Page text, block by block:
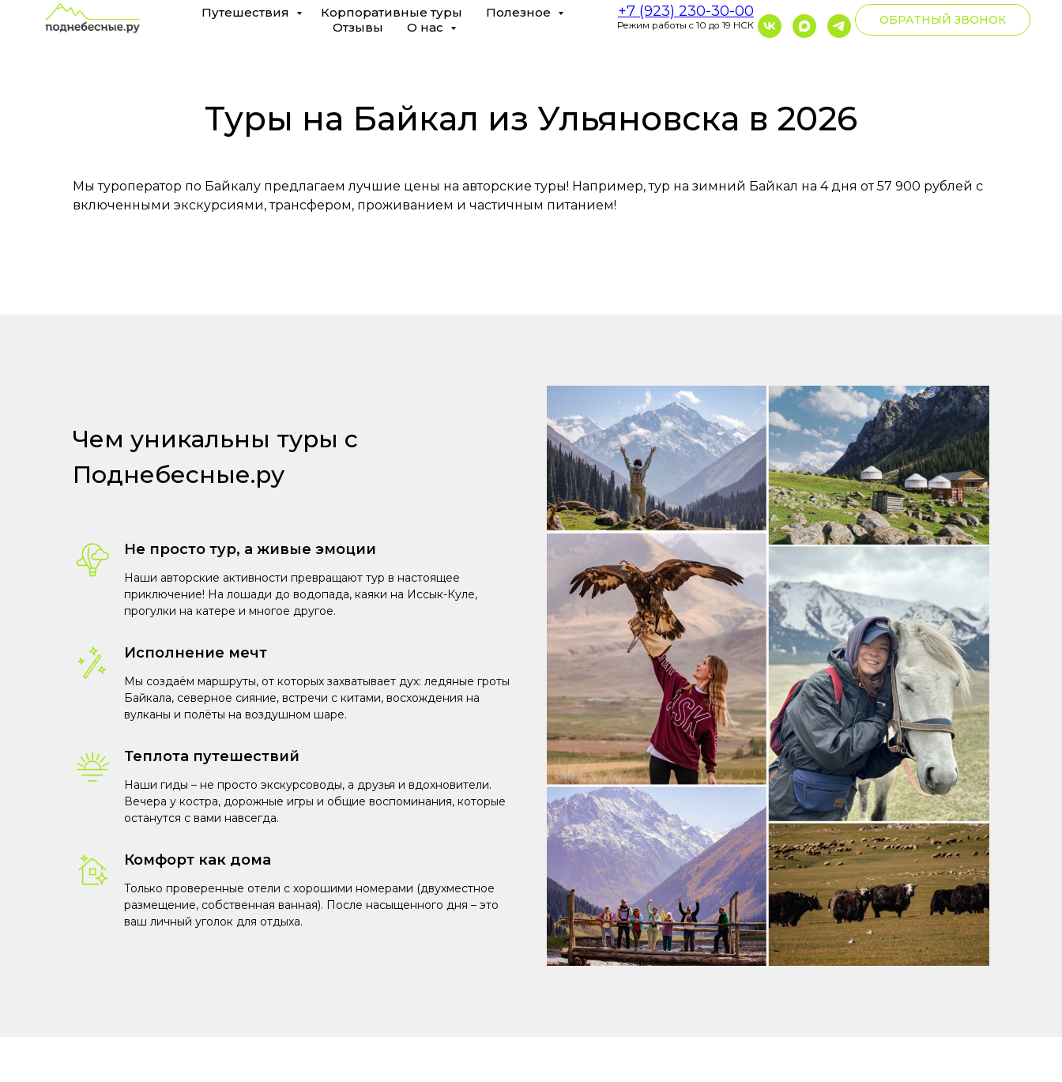
Туры
Путешествия Корпоративные туры
Полезное
Отзывы
О нас
+7 (923) 230-30-00
Режим работы с 10 до 19 НСК ОБРАТНЫЙ ЗВОНОК
Туры на Байкал из Ульяновска в 2026
Мы туроператор по Байкалу предлагаем лучшие цены на авторские туры! Например, тур на зимний Байкал на 4 дня от 57 900 рублей с
включенными экскурсиями, трансфером, проживанием и частичным питанием!
Чем уникальны туры с
Поднебесные.ру
Не просто тур, а живые эмоции
Наши авторские активности превращают тур в настоящее
приключение! На лошади до водопада, каяки на Иссык-Куле,
прогулки на катере и многое другое.
Исполнение мечт
Мы создаём маршруты, от которых захватывает дух: ледяные гроты
Байкала, северное сияние, встречи с китами, восхождения на
вулканы и полёты на воздушном шаре.
Теплота путешествий
Наши гиды – не просто экскурсоводы, а друзья и вдохновители.
Вечера у костра, дорожные игры и общие воспоминания, которые
останутся с вами навсегда.
Комфорт как дома
Только проверенные отели с хорошими номерами (двухместное
размещение, собственная ванная). После насыщенного дня – это
ваш личный уголок для отдыха.